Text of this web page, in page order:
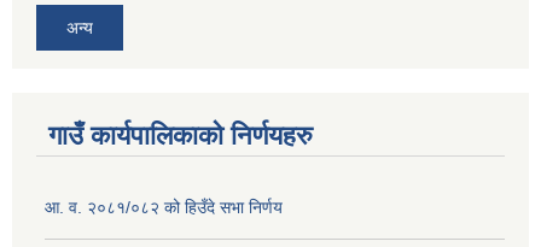
अन्य
गाउँ कार्यपालिकाको निर्णयहरु
आ. व. २०८१/०८२ को हिउँदे सभा निर्णय